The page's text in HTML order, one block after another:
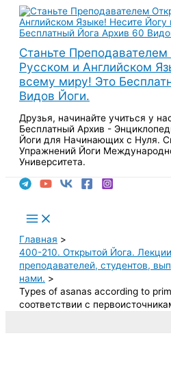
Перейти
содержимому
Станьте
Русском и Английском
всему миру! Это
Видов Йоги.
Друзья, начинайте учиться у
Бесплатный Архив -
Йоги для Начинающих с Нуля.
Упражнений Йоги
Университета.
Main
Menu
Главная
400-210. Открытой Йога.
преподавателей, студентов,
нами.
Types of asanas according to
соответствии с